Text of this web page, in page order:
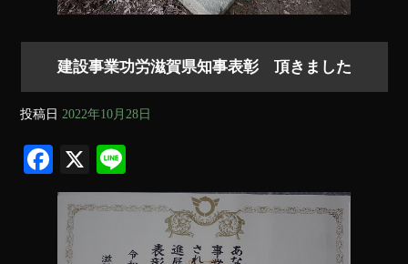
建設事業功労滋賀県知事表彰 頂きました
投稿日 2022年10月28日
Fa
ce
bo
ok
X
ne